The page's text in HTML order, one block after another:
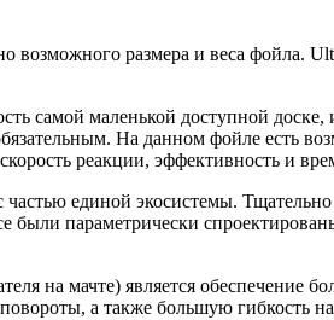
размера и веса фойла.
самой маленькой доступной
На данном фойле есть
реакции, эффективность и
единой экосистемы.
параметрически
на мачте) является обеспечение
а также большую гибкость